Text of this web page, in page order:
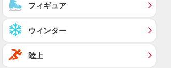
フィギュア
ウィンター
陸上